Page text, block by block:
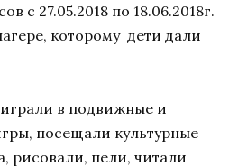
с 27.05.2018 по 18.06.2018г.
которому дети дали
играли в подвижные и
посещали культурные
рисовали, пели, читали